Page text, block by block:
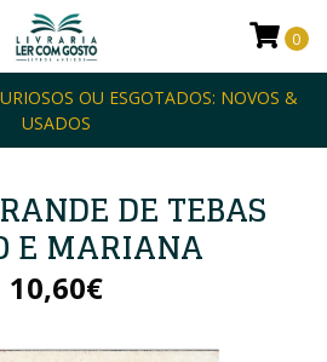
OU ESGOTADOS: NOVOS &
USADOS
0
DE TEBAS
E MARIANA
10,60€